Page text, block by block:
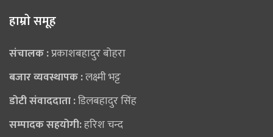
हाम्राे समूह
संचालक :प्रकाशबहादुर बोहरा
बजार व्यवस्थापक :लक्ष्मी भट्ट
डोटी संवाददाता :डिलबहादुर सिंह
सम्पादक सहयोगी:हरिश चन्द